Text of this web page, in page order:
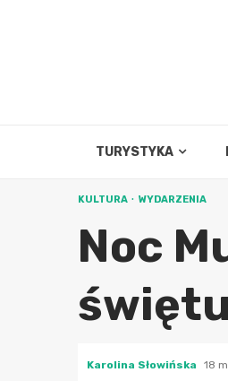
TURYSTYKA
KULTURA WYDARZENIA
Noc
Karolina Słowińska 18